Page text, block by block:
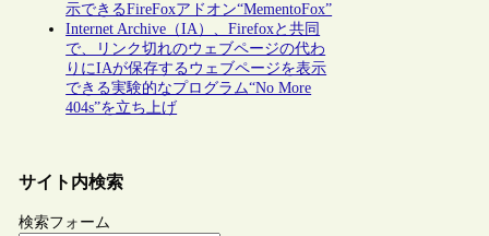
示できるFireFoxアドオン“MementoFox”
Internet Archive（IA）、Firefoxと共同
で、リンク切れのウェブページの代わ
りにIAが保存するウェブページを表示
できる実験的なプログラム“No More
404s”を立ち上げ
サイト内検索
検索フォーム